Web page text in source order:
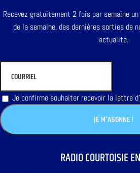
Recevez gratuitement 2 fois par semaine
de la semaine, des dernières sorties de
actualité.
Je confirme souhaiter recevoir la lettre
RADIO COURTOISIE